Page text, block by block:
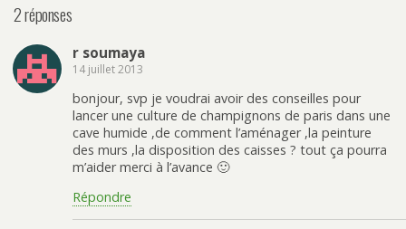
2 réponses
r soumaya
14 juillet 2013
bonjour, svp je voudrai avoir des conseilles pour
lancer une culture de champignons de paris dans une
cave humide ,de comment l’aménager ,la peinture
des murs ,la disposition des caisses ? tout ça pourra
m’aider merci à l’avance 🙂
Répondre